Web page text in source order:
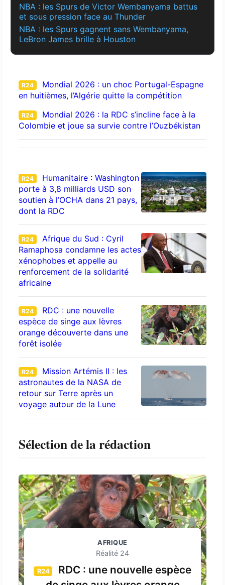
NBA : les Spurs de Victor Wembanyama battus
et sous pression face au Thunder
NBA : les Spurs gagnent sans Wembanyama,
LeBron James brille à Houston
R24
Mondial 2026 : un choc Portugal-Espagne
en huitièmes, l’Algérie quitte la compétition
R24
Mondial 2026 : la RDC s’incline face à la
Colombie et joue sa survie contre l’Ouzbékistan
R24
Humanitaire : Washington
porte à 3,8 milliards USD son
soutien à l’OCHA dans 21 pays,
dont la RDC
R24
Afrique du Sud : Cyril
Ramaphosa condamne les actes
xénophobes et appelle au
renforcement de la solidarité
africaine
R24
RDC : une nouvelle
espèce de singe aux lèvres
orange découverte dans une
forêt isolée
R24
Mission Artémis II : les
astronautes de la NASA de
retour sur Terre après un
voyage autour de la Lune
Sélection de la rédaction
AFRIQUE
Réalité 24
R24
RDC : une nouvelle espèce